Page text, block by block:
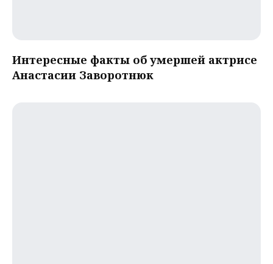
Интересные факты об умершей актрисе
Анастасии Заворотнюк